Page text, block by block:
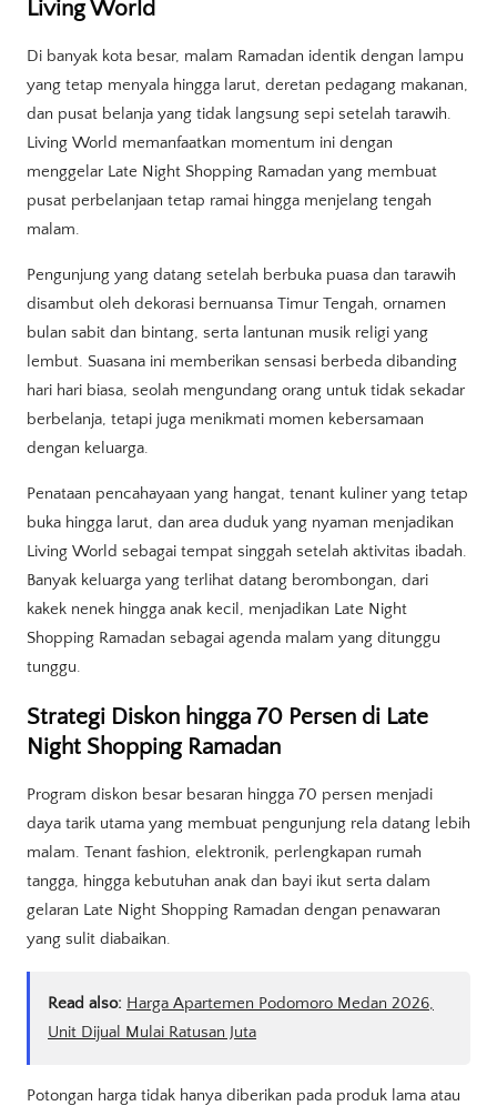
Living World
Di banyak kota besar, malam Ramadan identik dengan lampu
yang tetap menyala hingga larut, deretan pedagang makanan,
dan pusat belanja yang tidak langsung sepi setelah tarawih.
Living World memanfaatkan momentum ini dengan
menggelar Late Night Shopping Ramadan yang membuat
pusat perbelanjaan tetap ramai hingga menjelang tengah
malam.
Pengunjung yang datang setelah berbuka puasa dan tarawih
disambut oleh dekorasi bernuansa Timur Tengah, ornamen
bulan sabit dan bintang, serta lantunan musik religi yang
lembut. Suasana ini memberikan sensasi berbeda dibanding
hari hari biasa, seolah mengundang orang untuk tidak sekadar
berbelanja, tetapi juga menikmati momen kebersamaan
dengan keluarga.
Penataan pencahayaan yang hangat, tenant kuliner yang tetap
buka hingga larut, dan area duduk yang nyaman menjadikan
Living World sebagai tempat singgah setelah aktivitas ibadah.
Banyak keluarga yang terlihat datang berombongan, dari
kakek nenek hingga anak kecil, menjadikan Late Night
Shopping Ramadan sebagai agenda malam yang ditunggu
tunggu.
Strategi Diskon hingga 70 Persen di Late
Night Shopping Ramadan
Program diskon besar besaran hingga 70 persen menjadi
daya tarik utama yang membuat pengunjung rela datang lebih
malam. Tenant fashion, elektronik, perlengkapan rumah
tangga, hingga kebutuhan anak dan bayi ikut serta dalam
gelaran Late Night Shopping Ramadan dengan penawaran
yang sulit diabaikan.
Read also: Harga Apartemen Podomoro Medan 2026,
Unit Dijual Mulai Ratusan Juta
Potongan harga tidak hanya diberikan pada produk lama atau